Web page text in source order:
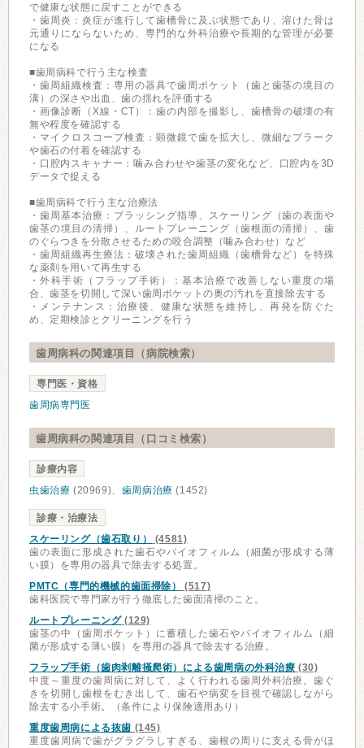
で健康な状態に戻すことができる
・歯周炎：炎症が進行して歯槽骨に及ぶ状態であり、溶けた骨は
元通りにならないため、専門的な外科治療や長期的な管理が必要
になる
■歯周病科で行う主な検査
・歯周組織検査：専用の器具で歯周ポケット（歯と歯茎の境目の
溝）の深さや出血、歯の揺れを評価する
・画像診断（X線・CT）：歯の内部を撮影し、歯槽骨の破壊の有
無や程度を確認する
・マイクロスコープ検査：顕微鏡で歯を拡大し、微細なプラーク
や歯石の付着を確認する
・口腔内スキャナー：噛み合わせや歯茎の変化など、口腔内を3D
データで捉える
■歯周病科で行う主な治療法
・歯周基本治療：ブラッシング指導、スケーリング（歯の表面や
歯茎の境目の清掃）、ルートプレーニング（歯根面の清掃）、歯
のぐらつきを分散させるための咬合調整（噛み合わせ）など
・歯周組織再生療法：破壊された歯周組織（歯槽骨など）を特殊
な薬剤を用いて再生する
・外科手術（フラップ手術）：基本治療で改善しない重度の場
合、歯茎を切開して深い歯周ポケットの奥の汚れを直接除去する
・メンテナンス：治療後、健康な状態を維持し、再発を防ぐた
め、定期検診とクリーニングを行う
歯周病科の関連項目（病院検索）
専門医・資格
歯周病専門医
歯周病科の関連項目（口コミ検索）
診療内容
虫歯治療 (20969)、 歯周病治療 (1452)
診療・治療法
スケーリング（歯石取り）
(4581)
歯の表面に形成された歯石やバイオフィルム（細菌が形成する薄
い膜）を専用の器具で除去する処置。
PMTC（専門的機械的歯面掃除）
(517)
歯科医院で専門家が行う徹底した歯面清掃のこと。
ルートプレーニング(129)
歯茎の中（歯周ポケット）に蓄積した歯石やバイオフィルム（細
菌が形成する薄い膜）を専用の器具で除去する治療。
フラップ手術（歯肉剥離掻爬術）による歯周病の外科治療 (30)
中度～重度の歯周病に対して、よく行われる歯周外科治療。歯ぐ
きを切開し歯根をむき出して、歯石や病変を目視で確認しながら
除去する小手術。（条件により保険適用あり）
重度歯周病による抜歯 (145)
重度歯周病で歯がグラグラしすぎる、歯根の周りに支える骨がほ